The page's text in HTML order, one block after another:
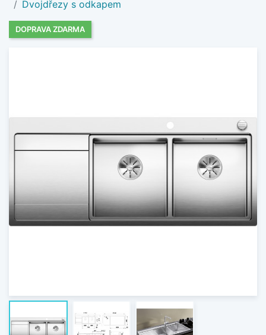
Dvojdřezy s odkapem
DOPRAVA ZDARMA